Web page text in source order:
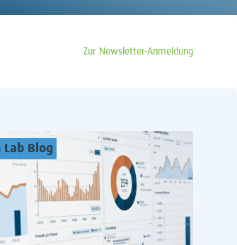
Zur Newsletter-Anmeldung
Lab Blog